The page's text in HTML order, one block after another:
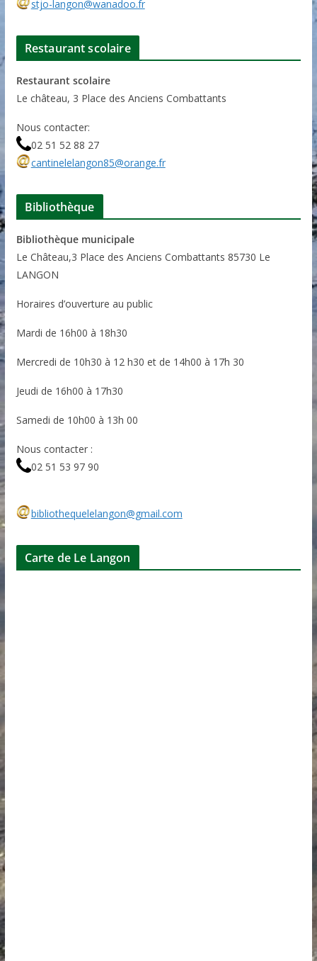
stjo-langon@wanadoo.fr
Restaurant scolaire
Restaurant scolaire
Le château, 3 Place des Anciens Combattants
Nous contacter:
02 51 52 88 27
cantinelelangon85@orange.fr
Bibliothèque
Bibliothèque municipale
Le Château,3 Place des Anciens Combattants 85730 Le
LANGON
Horaires d’ouverture au public
Mardi de 16h00 à 18h30
Mercredi de 10h30 à 12 h30 et de 14h00 à 17h 30
Jeudi de 16h00 à 17h30
Samedi de 10h00 à 13h 00
Nous contacter :
02 51 53 97 90
bibliothequelelangon@gmail.com
Carte de Le Langon